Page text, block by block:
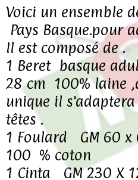
Voici un ensemble
Pays Basque.pour
Il est composé de .
1 Beret basque
28 cm 100% laine
unique il
têtes .
1 Foulard GM 60 x
100 % coton
1 Cinta GM 230 X